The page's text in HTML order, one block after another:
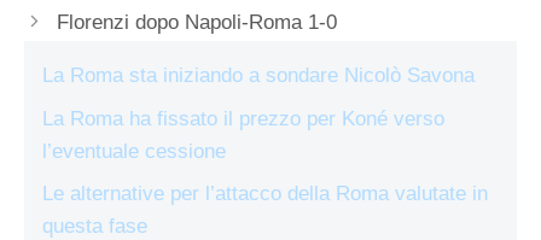
Florenzi dopo Napoli-Roma 1-0
La Roma sta iniziando a sondare Nicolò Savona
La Roma ha fissato il prezzo per Koné verso
l’eventuale cessione
Le alternative per l’attacco della Roma valutate in
questa fase